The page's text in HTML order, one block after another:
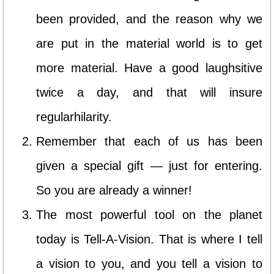
been provided, and the reason why we
are put in the material world is to get
more material. Have a good laughsitive
twice a day, and that will insure
regularhilarity.
Remember that each of us has been
given a special gift — just for entering.
So you are already a winner!
The most powerful tool on the planet
today is Tell-A-Vision. That is where I tell
a vision to you, and you tell a vision to